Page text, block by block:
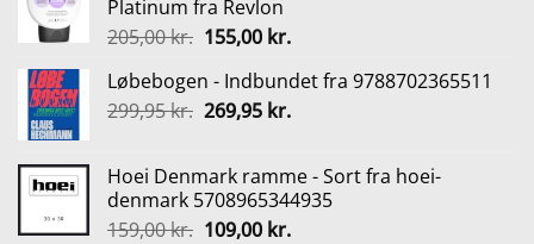
var:
295,00 kr..221,25 kr..
Platinum fra Revlon
205,00kr. Den
pris
var:
155,00 kr.Den
pris
er:
Løbebogen - Indbundet fra 9788702365511
299,95kr. Den
var:
299,95 kr..
269,95 kr.Den
er:
269,95 kr..
Hoei Denmark ramme - Sort fra hoei-
denmark 5708965344935
159,00kr. Den
109,00 kr.Den